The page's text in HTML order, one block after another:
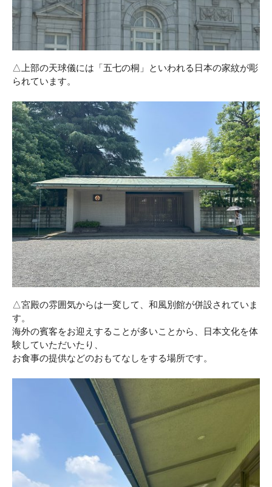
△上部の天球儀には「五七の桐」といわれる日本の家紋が彫
られています。
△宮殿の雰囲気からは一変して、和風別館が併設されていま
す。
海外の賓客をお迎えすることが多いことから、日本文化を体
験していただいたり、
お食事の提供などのおもてなしをする場所です。